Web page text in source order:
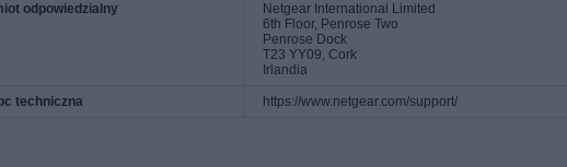
odpowiedzialny
Netgear International Limited
6th Floor, Penrose Two
Penrose Dock
T23 YY09, Cork
Irlandia
techniczna https://www.netgear.com/support/